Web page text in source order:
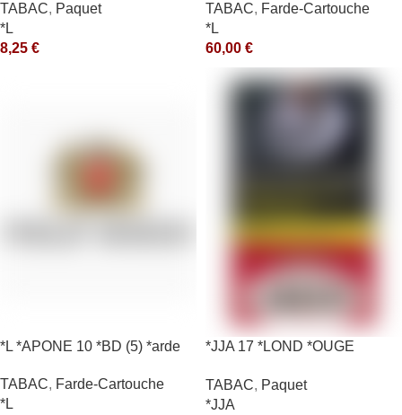
TABAC, Paquet
*L
8,25 €
TABAC, Farde-Cartouche
*L
60,00 €
*L *APONE 10 *BD (5) *arde
TABAC, Farde-Cartouche
*L
*JJA 17 *LOND *OUGE
TABAC, Paquet
*JJA